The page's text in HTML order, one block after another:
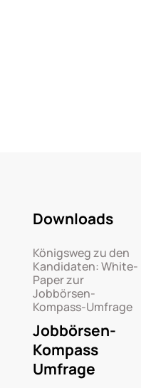
Downloads
Königsweg zu den
Kandidaten: White-
Paper zur
Jobbörsen-
Kompass-Umfrage
Jobbörsen-
Kompass
Umfrage